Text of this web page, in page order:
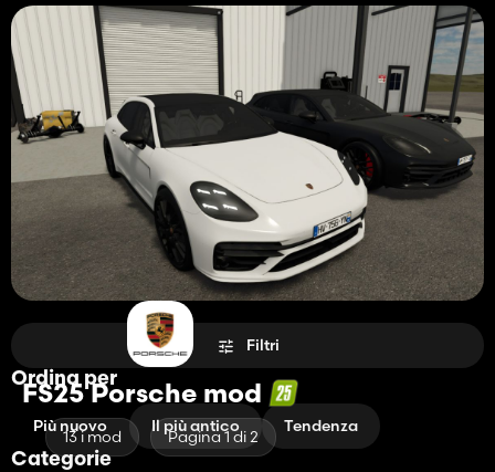
FS25 Porsche mod
13 i mod Pagina 1 di 2
Filtri
Ordina per
Più nuovo Il più antico Tendenza
Categorie